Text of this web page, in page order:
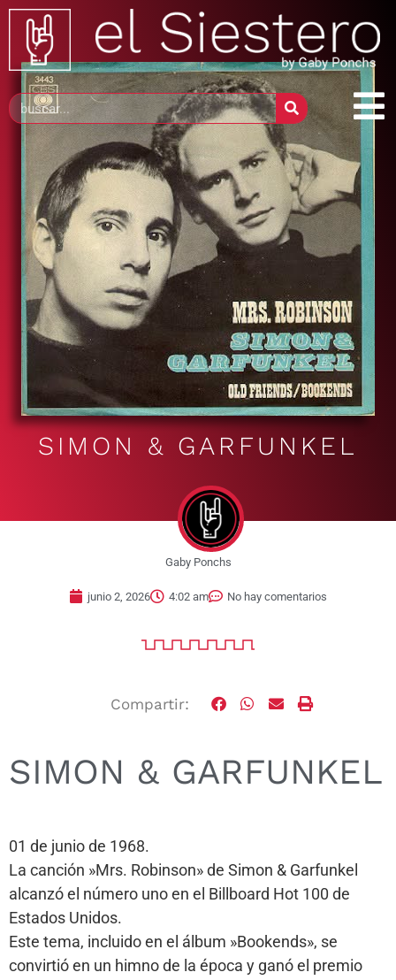
SIMON & GARFUNKEL
Gaby Ponchs
junio 2, 2026 4:02 am No hay comentarios
Compartir:
SIMON & GARFUNKEL
01 de junio de 1968.
La canción »Mrs. Robinson» de Simon & Garfunkel
alcanzó el número uno en el Billboard Hot 100 de
Estados Unidos.
Este tema, incluido en el álbum »Bookends», se
convirtió en un himno de la época y ganó el premio